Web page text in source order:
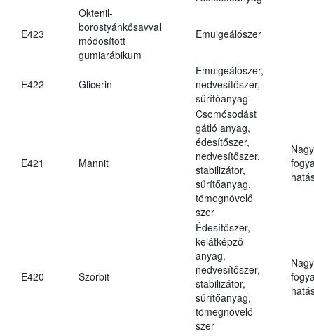
E423
Oktenil-
borostyánkősavval
módosított
gumiarábikum
Emulgeálószer
E422 Glicerin
Emulgeálószer,
nedvesítőszer,
sűrítőanyag
E421 Mannit
Csomósodást
gátló anyag,
édesítőszer,
nedvesítőszer,
stabilizátor,
sűrítőanyag,
tömegnövelő
szer
E420 Szorbit
Édesítőszer,
kelátképző
anyag,
nedvesítőszer,
stabilizátor,
sűrítőanyag,
tömegnövelő
szer